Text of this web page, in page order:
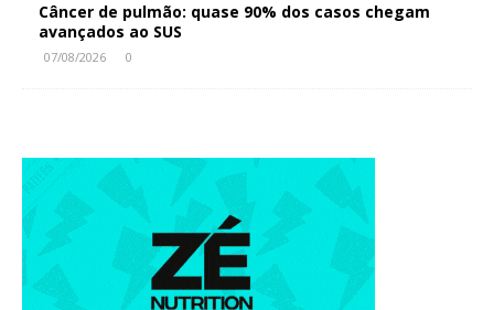
Câncer de pulmão: quase 90% dos casos chegam
avançados ao SUS
07/08/2026 0